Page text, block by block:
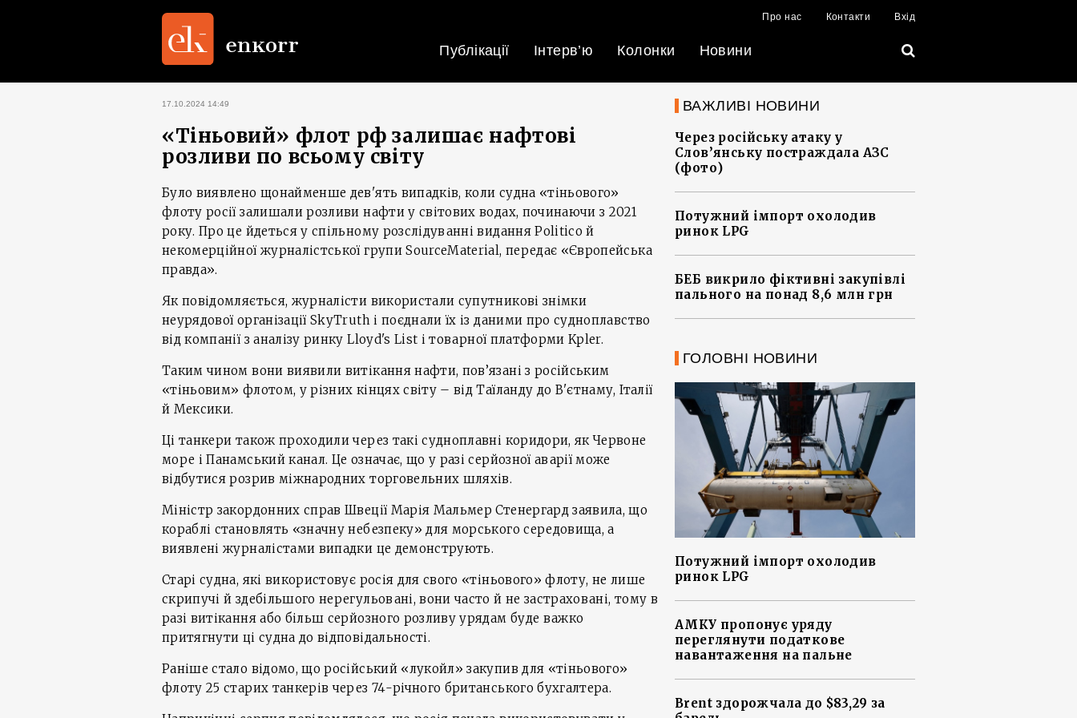
Про нас Контакти Вхід
Публікації Інтерв’ю Колонки Новини
17.10.2024 14:49
«Тіньовий» флот рф залишає нафтові
розливи по всьому світу
Було виявлено щонайменше дев'ять випадків, коли судна «тіньового»
флоту росії залишали розливи нафти у світових водах, починаючи з 2021
року. Про це йдеться у спільному розслідуванні видання Politico й
некомерційної журналістської групи SourceMaterial, передає «Європейська
правда».
Як повідомляється, журналісти використали супутникові знімки
неурядової організації SkyTruth і поєднали їх із даними про судноплавство
від компанії з аналізу ринку Lloyd's List і товарної платформи Kpler.
Таким чином вони виявили витікання нафти, пов’язані з російським
«тіньовим» флотом, у різних кінцях світу – від Таїланду до В'єтнаму, Італії
й Мексики.
Ці танкери також проходили через такі судноплавні коридори, як Червоне
море і Панамський канал. Це означає, що у разі серйозної аварії може
відбутися розрив міжнародних торговельних шляхів.
Міністр закордонних справ Швеції Марія Мальмер Стенергард заявила, що
кораблі становлять «значну небезпеку» для морського середовища, а
виявлені журналістами випадки це демонструють.
Старі судна, які використовує росія для свого «тіньового» флоту, не лише
скрипучі й здебільшого нерегульовані, вони часто й не застраховані, тому в
разі витікання або більш серйозного розливу урядам буде важко
притягнути ці судна до відповідальності.
Раніше стало відомо, що російський «лукойл» закупив для «тіньового»
флоту 25 старих танкерів через 74-річного британського бухгалтера.
ВАЖЛИВІ НОВИНИ
Через російську атаку у
Слов’янську постраждала АЗС
(фото)
Потужний імпорт охолодив
ринок LPG
БЕБ викрило фіктивні закупівлі
пального на понад 8,6 млн грн
ГОЛОВНІ НОВИНИ
Потужний імпорт охолодив
ринок LPG
АМКУ пропонує уряду
переглянути податкове
навантаження на пальне
Brent здорожчала до $83,29 за